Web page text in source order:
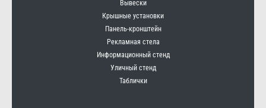
Вывески
Крышные установки
Панель-кронштейн
Рекламная стела
Информационный стенд
Уличный стенд
Таблички